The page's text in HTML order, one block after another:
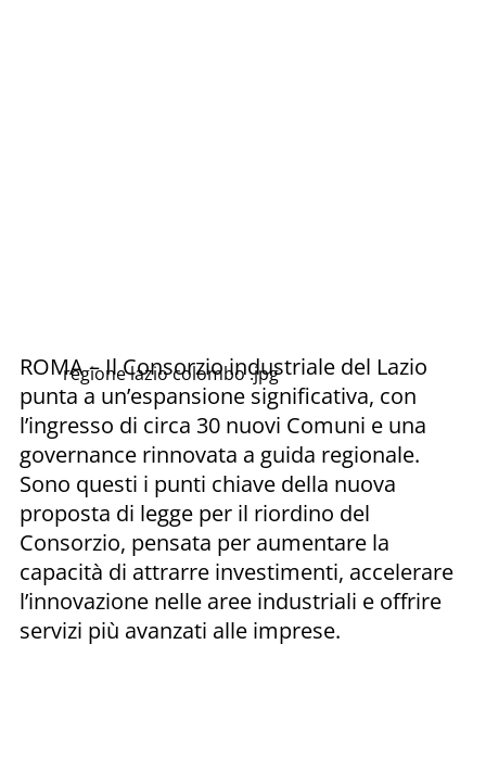
regione lazio colombo .jpg
ROMA – Il Consorzio industriale del Lazio
punta a un’espansione significativa, con
l’ingresso di circa 30 nuovi Comuni e una
governance rinnovata a guida regionale.
Sono questi i punti chiave della nuova
proposta di legge per il riordino del
Consorzio, pensata per aumentare la
capacità di attrarre investimenti, accelerare
l’innovazione nelle aree industriali e offrire
servizi più avanzati alle imprese.